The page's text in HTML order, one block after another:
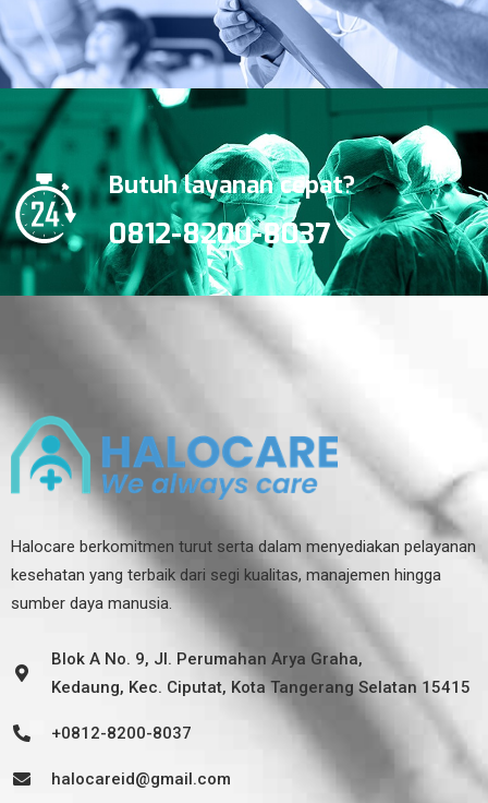
Butuh layanan cepat?
0812-8200-8037
Halocare berkomitmen turut serta dalam menyediakan pelayanan
kesehatan yang terbaik dari segi kualitas, manajemen hingga
sumber daya manusia.
Blok A No. 9, Jl. Perumahan Arya Graha,
Kedaung, Kec. Ciputat, Kota Tangerang Selatan 15415
+0812-8200-8037
halocareid@gmail.com